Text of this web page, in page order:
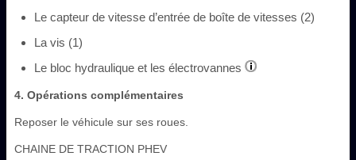
Le capteur de vitesse d’entrée de boîte de vitesses (2)
La vis (1)
Le bloc hydraulique et les électrovannes
4. Opérations complémentaires
Reposer le véhicule sur ses roues.
CHAINE DE TRACTION PHEV